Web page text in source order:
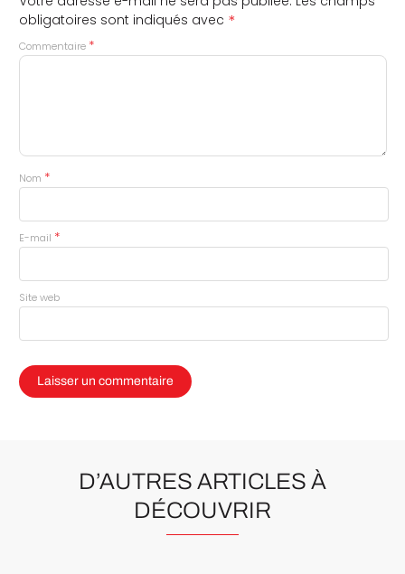
obligatoires sont indiqués avec *
Commentaire *
Nom *
E-mail *
Site web
D’AUTRES ARTICLES À
DÉCOUVRIR